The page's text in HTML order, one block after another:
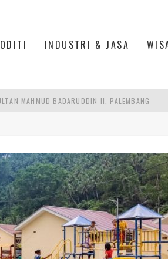
INDUSTRI & JASA
MAHMUD BADARUDDIN II, PALEMBANG
KOMPETENSI LULUSAN PERGURUAN